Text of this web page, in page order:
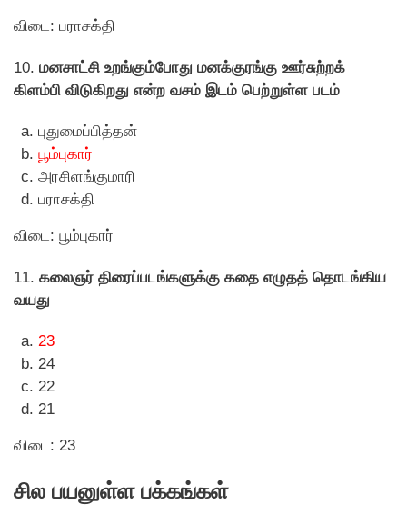
விடை: பராசக்தி
10. மனசாட்சி உறங்கும்போது மனக்குரங்கு ஊர்சுற்றக்
கிளம்பி விடுகிறது என்ற வசம் இடம் பெற்றுள்ள படம்
புதுமைப்பித்தன்
பூம்புகார்
அரசிளங்குமாரி
பராசக்தி
விடை: பூம்புகார்
11. கலைஞர் திரைப்படங்களுக்கு கதை எழுதத் தொடங்கிய
வயது
23
24
22
21
விடை: 23
சில பயனுள்ள பக்கங்கள்